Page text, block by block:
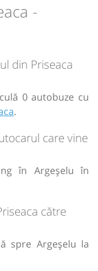
-
din Priseaca
0 autobuze cu
.
care vine
în Argeșelu în
către
spre Argeșelu la